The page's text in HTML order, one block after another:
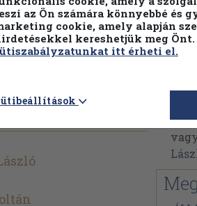
PILLANATNYI ÁRAINK
nyár
az Ön számára könnyebbé és
cookie, amely alapján
kereshetjük meg Önt.
itt érheti el.